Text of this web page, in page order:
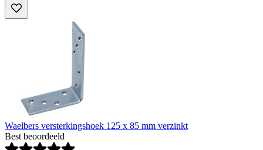
Waelbers versterkingshoek 125 x 85 mm verzinkt
Best beoordeeld